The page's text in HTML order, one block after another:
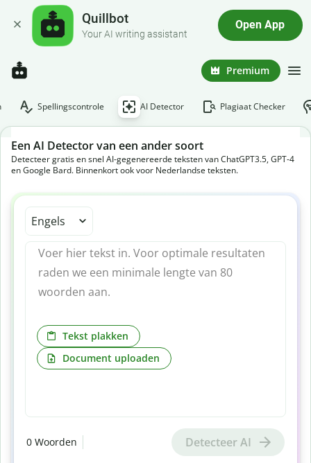
Quillbot
Your AI writing assistant
Open App
Premium
Spellingscontrole AI Detector Plagiaat Checker
Een AI Detector van een ander soort
Detecteer gratis en snel AI-gegenereerde teksten van ChatGPT3.5, GPT-4
en Google Bard. Binnenkort ook voor Nederlandse teksten.
Engels
Tekst plakken
Document uploaden
0 Woorden Detecteer AI